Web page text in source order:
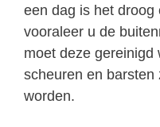
een dag is het droog
vooraleer u de
moet deze gereinigd
scheuren en barsten
worden.